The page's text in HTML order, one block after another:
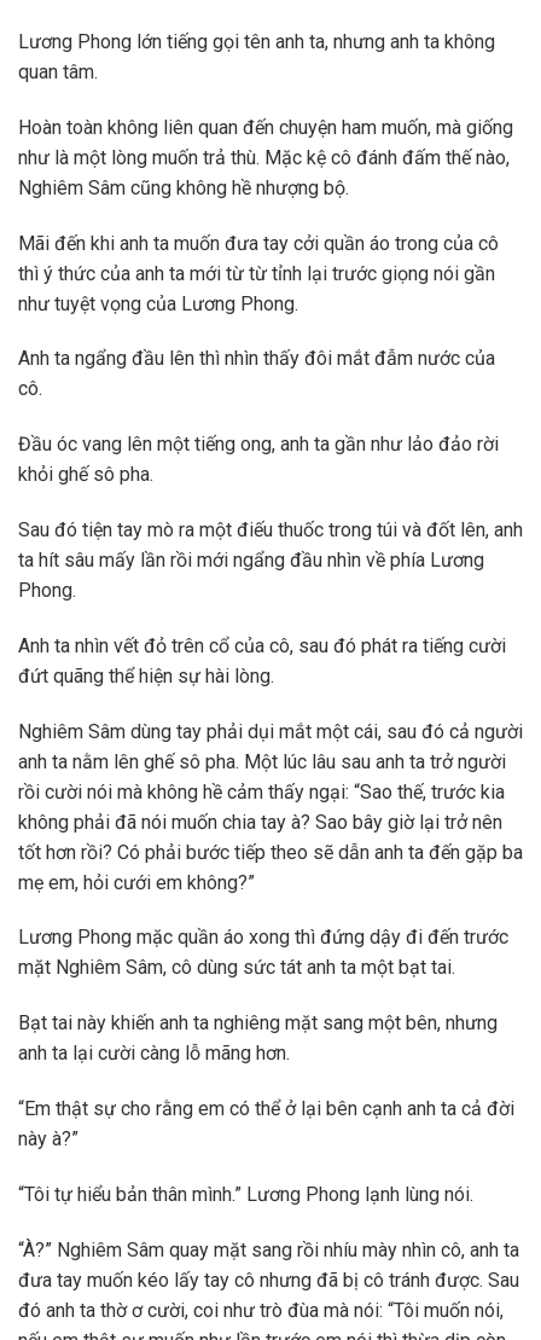
Lương Phong lớn tiếng gọi tên anh ta, nhưng anh ta không
quan tâm.
Hoàn toàn không liên quan đến chuyện ham muốn, mà giống
như là một lòng muốn trả thù. Mặc kệ cô đánh đấm thế nào,
Nghiêm Sâm cũng không hề nhượng bộ.
Mãi đến khi anh ta muốn đưa tay cởi quần áo trong của cô
thì ý thức của anh ta mới từ từ tỉnh lại trước giọng nói gần
như tuyệt vọng của Lương Phong.
Anh ta ngẩng đầu lên thì nhìn thấy đôi mắt đẫm nước của
cô.
Đầu óc vang lên một tiếng ong, anh ta gần như lảo đảo rời
khỏi ghế sô pha.
Sau đó tiện tay mò ra một điếu thuốc trong túi và đốt lên, anh
ta hít sâu mấy lần rồi mới ngẩng đầu nhìn về phía Lương
Phong.
Anh ta nhìn vết đỏ trên cổ của cô, sau đó phát ra tiếng cười
đứt quãng thể hiện sự hài lòng.
Nghiêm Sâm dùng tay phải dụi mắt một cái, sau đó cả người
anh ta nằm lên ghế sô pha. Một lúc lâu sau anh ta trở người
rồi cười nói mà không hề cảm thấy ngại: “Sao thế, trước kia
không phải đã nói muốn chia tay à? Sao bây giờ lại trở nên
tốt hơn rồi? Có phải bước tiếp theo sẽ dẫn anh ta đến gặp ba
mẹ em, hỏi cưới em không?”
Lương Phong mặc quần áo xong thì đứng dậy đi đến trước
mặt Nghiêm Sâm, cô dùng sức tát anh ta một bạt tai.
Bạt tai này khiến anh ta nghiêng mặt sang một bên, nhưng
anh ta lại cười càng lỗ mãng hơn.
“Em thật sự cho rằng em có thể ở lại bên cạnh anh ta cả đời
này à?”
“Tôi tự hiểu bản thân mình.” Lương Phong lạnh lùng nói.
“À?” Nghiêm Sâm quay mặt sang rồi nhíu mày nhìn cô, anh ta
đưa tay muốn kéo lấy tay cô nhưng đã bị cô tránh được. Sau
đó anh ta thờ ơ cười, coi như trò đùa mà nói: “Tôi muốn nói,